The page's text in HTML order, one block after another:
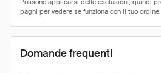
Domande frequenti